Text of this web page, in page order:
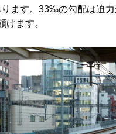
ます。33‰の勾配は迫
ます。